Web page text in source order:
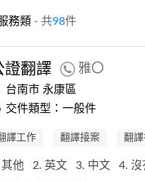
務類 - 共98件
證翻譯 雅〇
台南市 永康區
交件類型：一般件
譯工作 翻譯接案 翻
其他 2. 英文 3. 中文 4. 沒